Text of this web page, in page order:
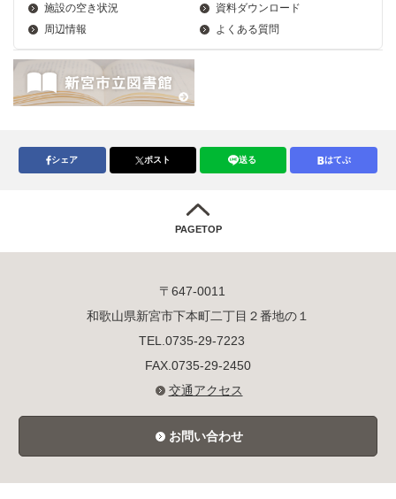
施設の空き状況
資料ダウンロード
周辺情報
よくある質問
シェア ポスト 送る はてぶ
PAGETOP
〒647-0011
和歌山県新宮市下本町二丁目２番地の１
TEL.0735-29-7223
FAX.0735-29-2450
交通アクセス
お問い合わせ